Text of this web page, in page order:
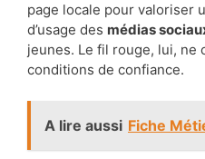
page locale pour valoriser
d’usage des médias
jeunes. Le fil rouge, lui, ne
conditions de confiance.
A lire aussi Fiche